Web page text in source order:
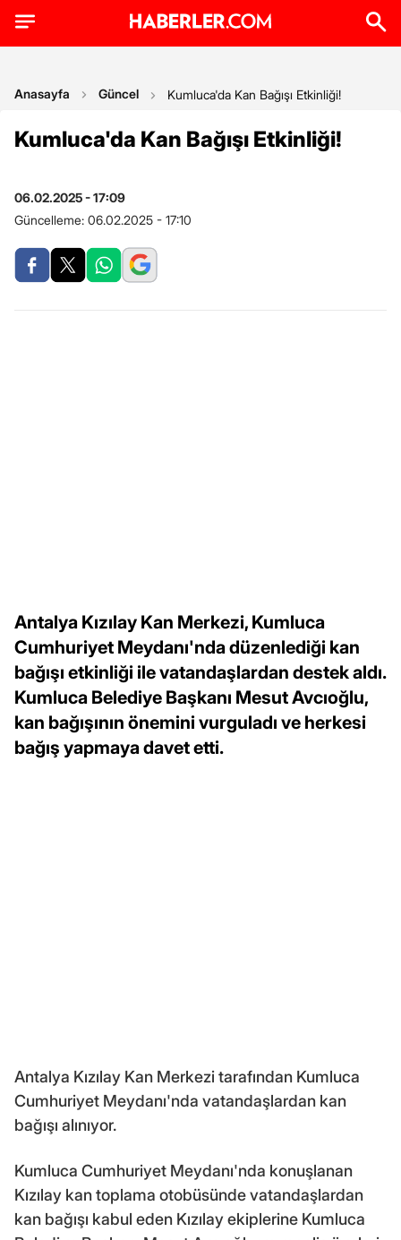
Anasayfa Güncel Kumluca'da Kan Bağışı Etkinliği!
Kumluca'da Kan Bağışı Etkinliği!
06.02.2025 - 17:09
Güncelleme: 06.02.2025 - 17:10
Antalya Kızılay Kan Merkezi, Kumluca
Cumhuriyet Meydanı'nda düzenlediği kan
bağışı etkinliği ile vatandaşlardan destek aldı.
Kumluca Belediye Başkanı Mesut Avcıoğlu,
kan bağışının önemini vurguladı ve herkesi
bağış yapmaya davet etti.
Antalya Kızılay Kan Merkezi tarafından Kumluca
Cumhuriyet Meydanı'nda vatandaşlardan kan
bağışı alınıyor.
Kumluca Cumhuriyet Meydanı'nda konuşlanan
Kızılay kan toplama otobüsünde vatandaşlardan
kan bağışı kabul eden Kızılay ekiplerine Kumluca